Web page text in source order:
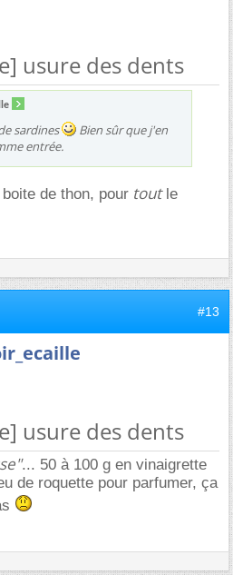
usure des dents
sardines
Bien sûr que j'en
entrée.
boite de thon, pour toutle
#13
usure des dents
... 50 à 100 g en vinaigrette
de roquette pour parfumer, ça